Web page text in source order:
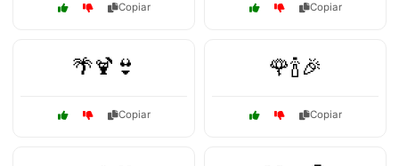
Copiar Copiar
🌴🍹👙
Copiar
🌹🍾🎉
Copiar